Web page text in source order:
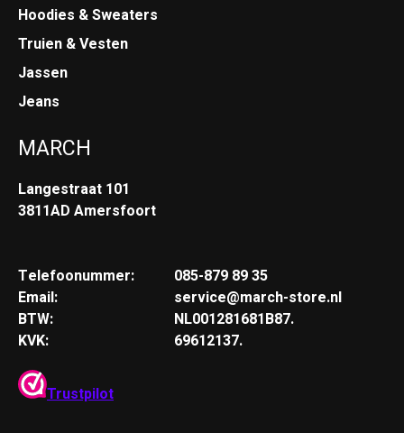
Hoodies & Sweaters
Truien & Vesten
Jassen
Jeans
MARCH
Langestraat 101
3811AD Amersfoort
Telefoonummer:
Email:
BTW:
KVK:
085-879 89 35
service@march-store.nl
NL001281681B87.
69612137.
Trustpilot